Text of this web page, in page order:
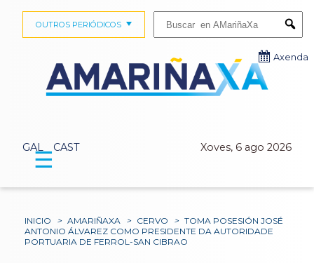
GAL CAST Xoves, 6 ago 2026
OUTROS PERIÓDICOS
Axenda
☰
INICIO > AMARIÑAXA > CERVO > TOMA POSESIÓN JOSÉ
ANTONIO ÁLVAREZ COMO PRESIDENTE DA AUTORIDADE
PORTUARIA DE FERROL-SAN CIBRAO